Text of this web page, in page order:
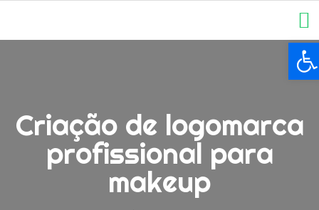
Criação de logomarca
profissional para
makeup